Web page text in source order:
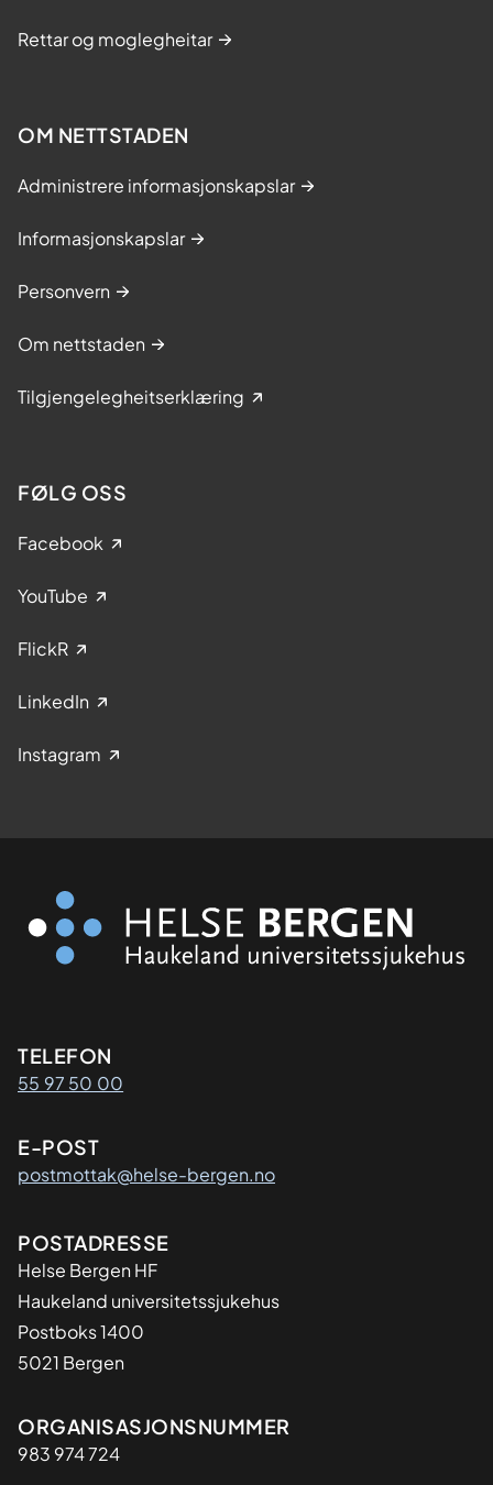
Rettar og moglegheitar
OM NETTSTADEN
Administrere informasjonskapslar
Informasjonskapslar
Personvern
Om nettstaden
Tilgjengelegheitserklæring
FØLG OSS
Facebook
YouTube
FlickR
LinkedIn
Instagram
Kontaktinformasjon
TELEFON
55 97 50 00
E-POST
postmottak@helse-bergen.no
Adresse
POSTADRESSE
Helse Bergen HF
Haukeland universitetssjukehus
Postboks 1400
5021 Bergen
Organisasjon
ORGANISASJONSNUMMER
983 974 724